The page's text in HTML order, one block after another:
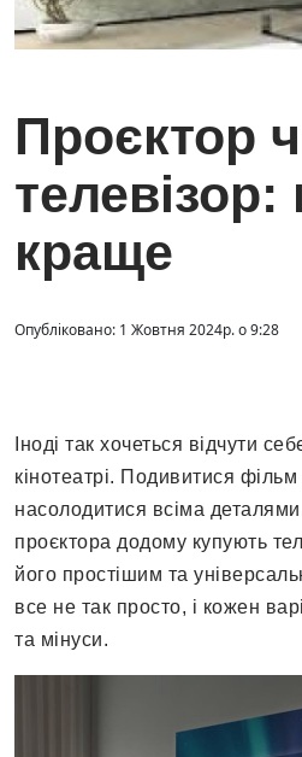
Проєктор
краще
Опубліковано: 1 Жовтня 2024р. о 9:28
Іноді так хочеться відчути
кінотеатрі. Подивитися
насолодитися всіма
проєктора додому купують
його простішим та
все не так просто, і кожен
та мінуси.